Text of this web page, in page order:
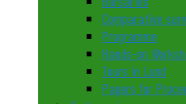
Comparative
Programme
Hands-on
Tours in Lund
Papers for